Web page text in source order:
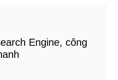
Engine, công